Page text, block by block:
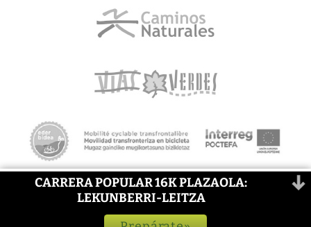
CARRERA POPULAR 16K PLAZAOLA:
LEKUNBERRI-LEITZA